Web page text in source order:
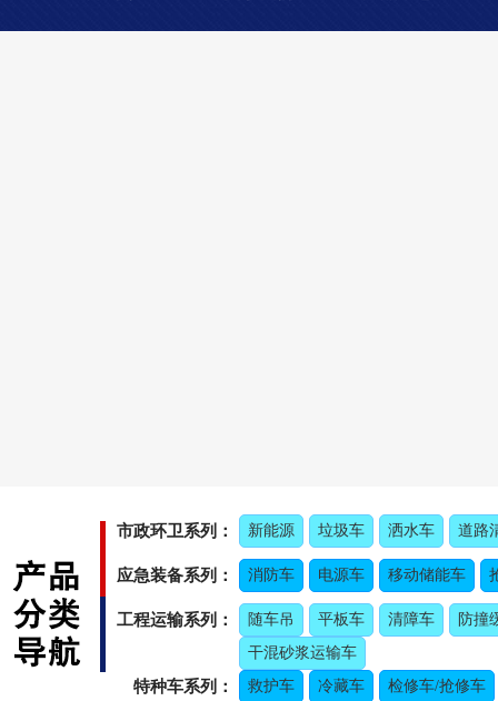
市政环卫系列： 新能源 垃圾车 洒水车 道路
应急装备系列： 消防车 电源车 移动储能车
工程运输系列： 随车吊 平板车 清障车
防撞
干混砂浆运输车
特种车系列： 救护车 冷藏车 检修车/抢修车